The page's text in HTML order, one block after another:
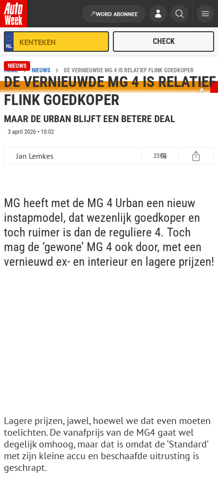
Ga naar de inhoud
WORD ABONNEE
HOME NIEUWS DE VERNIEUWDE MG 4 IS RELATIEF FLINK GOEDKOPER
NIEUWS
DE VERNIEUWDE MG 4 IS RELATIEF
FLINK GOEDKOPER
MAAR DE URBAN BLIJFT EEN BETERE DEAL
3 april 2026 • 10:02
Jan Lemkes 23
MG heeft met de MG 4 Urban een nieuw
instapmodel, dat wezenlijk goedkoper en
toch ruimer is dan de reguliere 4. Toch
mag de ‘gewone’ MG 4 ook door, met een
vernieuwd ex- en interieur en lagere prijzen!
Lagere prijzen, jawel, hoewel we dat even moeten
toelichten. De vanafprijs van de MG4 gaat wel
degelijk omhoog, maar dat is omdat de ‘Standard’
met zijn kleine accu en beschaafde uitrusting is
geschrapt.